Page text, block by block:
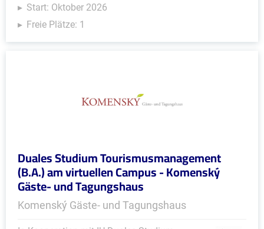
Start: Oktober 2026
Freie Plätze: 1
Duales Studium Tourismusmanagement
(B.A.) am virtuellen Campus - Komenský
Gäste- und Tagungshaus
Komenský Gäste- und Tagungshaus